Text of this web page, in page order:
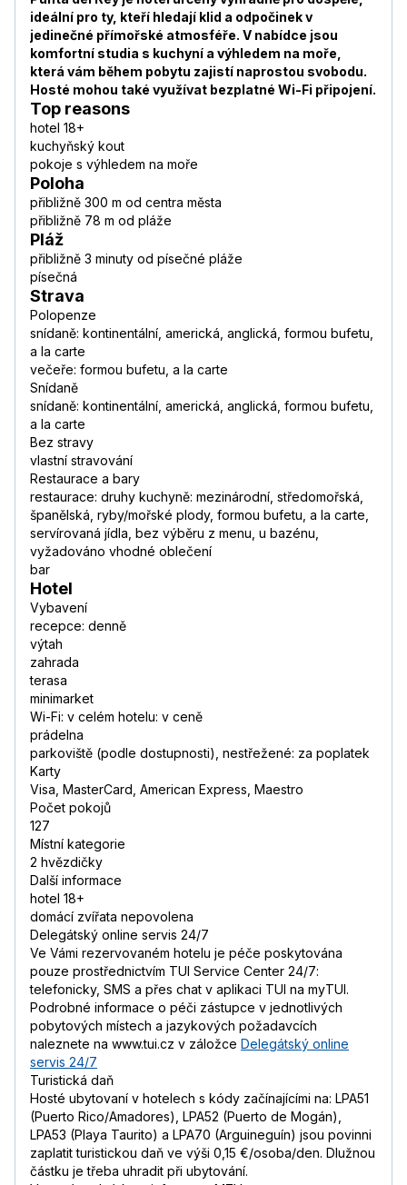
ideální pro ty, kteří hledají klid a odpočinek v
jedinečné přímořské atmosféře. V nabídce jsou
komfortní studia s kuchyní a výhledem na moře,
která vám během pobytu zajistí naprostou svobodu.
Hosté mohou také využívat bezplatné Wi-Fi připojení.
Top reasons
hotel 18+
kuchyňský kout
pokoje s výhledem na moře
Poloha
přibližně 300 m od centra města
přibližně 78 m od pláže
Pláž
přibližně 3 minuty od písečné pláže
písečná
Strava
Polopenze
snídaně: kontinentální, americká, anglická, formou bufetu,
a la carte
večeře: formou bufetu, a la carte
Snídaně
snídaně: kontinentální, americká, anglická, formou bufetu,
a la carte
Bez stravy
vlastní stravování
Restaurace a bary
restaurace: druhy kuchyně: mezinárodní, středomořská,
španělská, ryby/mořské plody, formou bufetu, a la carte,
servírovaná jídla, bez výběru z menu, u bazénu,
vyžadováno vhodné oblečení
bar
Hotel
Vybavení
recepce: denně
výtah
zahrada
terasa
minimarket
Wi-Fi: v celém hotelu: v ceně
prádelna
parkoviště (podle dostupnosti), nestřežené: za poplatek
Karty
Visa, MasterCard, American Express, Maestro
Počet pokojů
127
Místní kategorie
2 hvězdičky
Další informace
hotel 18+
domácí zvířata nepovolena
Delegátský online servis 24/7
Ve Vámi rezervovaném hotelu je péče poskytována
pouze prostřednictvím TUI Service Center 24/7:
telefonicky, SMS a přes chat v aplikaci TUI na myTUI.
Podrobné informace o péči zástupce v jednotlivých
pobytových místech a jazykových požadavcích
naleznete na www.tui.cz v záložce Delegátský online
servis 24/7
Turistická daň
Hosté ubytovaní v hotelech s kódy začínajícími na: LPA51
(Puerto Rico/Amadores), LPA52 (Puerto de Mogán),
LPA53 (Playa Taurito) a LPA70 (Arguineguín) jsou povinni
zaplatit turistickou daň ve výši 0,15 €/osoba/den. Dlužnou
částku je třeba uhradit při ubytování.